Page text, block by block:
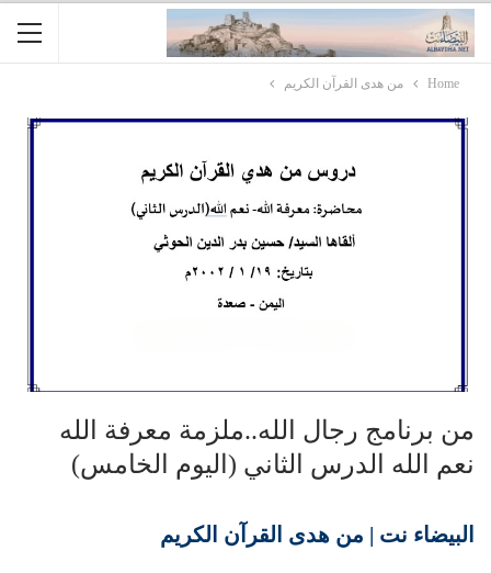
Home من هدى القرآن الكريم
من برنامج رجال الله..ملزمة معرفة الله
نعم الله الدرس الثاني (اليوم الخامس)
البيضاء نت | من هدى القرآن الكريم